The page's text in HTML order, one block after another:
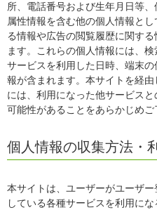
所、電話番号および生年月日等、
属性情報を含む他の個人情報と
る情報や広告の閲覧履歴に関す
ます。これらの個人情報には、
サービスを利用した日時、端末
報が含まれます。本サイトを経
には、利用になった他サービス
可能性があることをあらかじめご
個人情報の収集方法・
本サイトは、ユーザーがユーザ
している各種サービスを利用に